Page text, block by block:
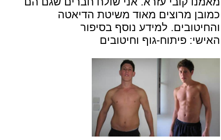
כמובן מרוצים מאוד משיטת הדיאטה
והחיטובים. למידע נוסף בסיפור
האישי: פיתוח-גוף וחיטובים